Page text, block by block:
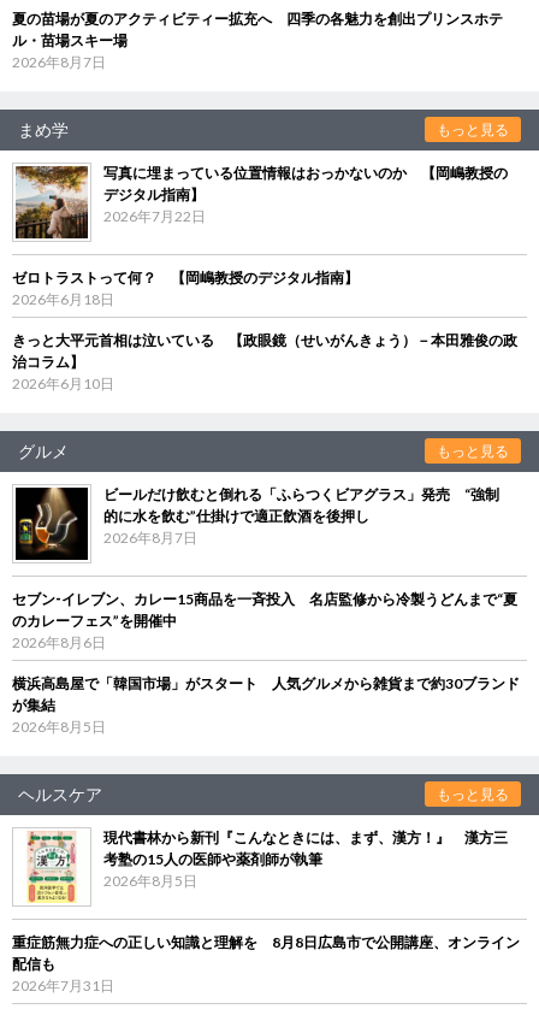
夏の苗場が夏のアクティビティー拡充へ 四季の各魅力を創出プリンスホテ
ル・苗場スキー場
2026年8月7日
まめ学 もっと見る
写真に埋まっている位置情報はおっかないのか 【岡嶋教授の
デジタル指南】
2026年7月22日
ゼロトラストって何？ 【岡嶋教授のデジタル指南】
2026年6月18日
きっと大平元首相は泣いている 【政眼鏡（せいがんきょう）－本田雅俊の政
治コラム】
2026年6月10日
グルメ もっと見る
ビールだけ飲むと倒れる「ふらつくビアグラス」発売 “強制
的に水を飲む”仕掛けで適正飲酒を後押し
2026年8月7日
セブン‐イレブン、カレー15商品を一斉投入 名店監修から冷製うどんまで“夏
のカレーフェス”を開催中
2026年8月6日
横浜高島屋で「韓国市場」がスタート 人気グルメから雑貨まで約30ブランド
が集結
2026年8月5日
ヘルスケア もっと見る
現代書林から新刊『こんなときには、まず、漢方！』 漢方三
考塾の15人の医師や薬剤師が執筆
2026年8月5日
重症筋無力症への正しい知識と理解を 8月8日広島市で公開講座、オンライン
配信も
2026年7月31日